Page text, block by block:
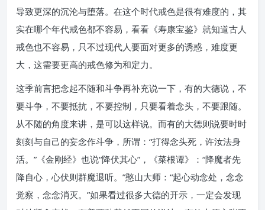
导致更深的沉沦与堕落。在这个时代戒色是很有难度的，其
实在哪个年代戒色都不容易，看看《寿康宝鉴》就知道古人
戒色也不容易，只不过现代人要面对更多的诱惑，难度更
大，这需要更高的戒色修为和定力。
这季前言把念起不随和斗争再补充说一下，有的大德说，不
要斗争，不要抵抗，不要控制，只要看着念头，不要跟随。
从不随的角度来讲，是可以这样说。而有的大德则说要时时
刻刻与自己的妄念作斗争，所谓：“打得念头死，许汝法身
活。”《金刚经》也说“降伏其心”，《菜根谭》：“降魔者先
降自心，心伏则群魔退听。”憨山大师：“起心动念处，念念
觉察，念念消灭。”如果看过很多大德的开示，一定会发现